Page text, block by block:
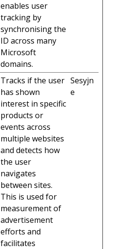
enables user
tracking by
synchronising the
ID across many
Microsoft
domains.
Tracks if the user
has shown
interest in specific
products or
events across
multiple websites
and detects how
the user
navigates
between sites.
This is used for
measurement of
advertisement
efforts and
facilitates
Sesyjn
e